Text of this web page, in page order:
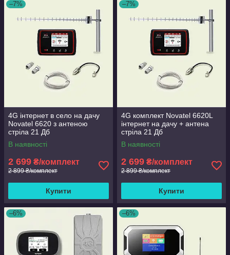
–7%
4G інтернет в село на дачу
Novatel 6620 з антеною
стріла 21 Дб
В наявності
2 699 ₴/комплект
2 899 ₴/комплект
Купити
–7%
4G комплект Novatel 6620L
інтернет на дачу + антена
стріла 21 Дб
В наявності
2 699 ₴/комплект
2 899 ₴/комплект
Купити
–6% –6%